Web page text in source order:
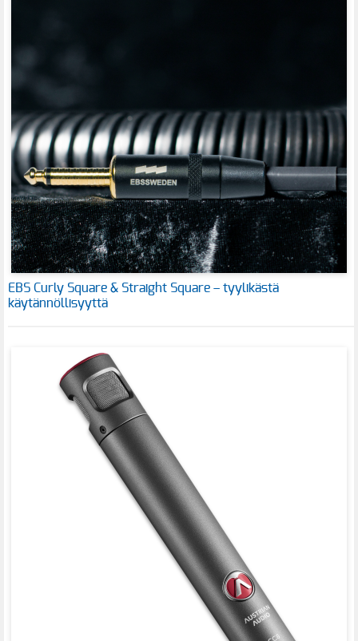
EBS Curly Square & Straight Square – tyylikästä
käytännöllisyyttä